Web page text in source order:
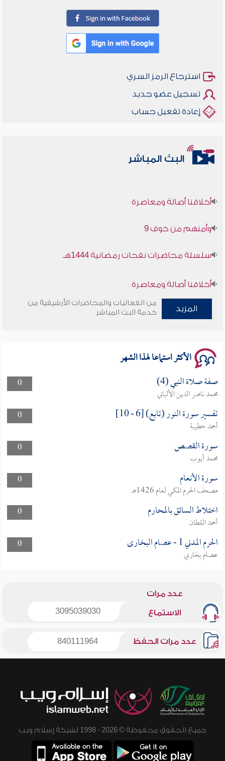
استرجاع الرمز السري
تسجيل عضو جديد
إعادة تفعيل حساب
البث المباشر
أخلاقنا أصالة ومعاصرة
وأمنهم من خوف 9
سلسلة محاضرات نفحات رمضانية 1444هـ
أخلاقنا أصالة ومعاصرة
وأمنهم من خوف 9
المزيد
من الفعاليات والمحاضرات الأرشيفية من
خدمة البث المباشر
الأكثر استماعا لهذا الشهر
0 صفة صلاة النبي (4)
محمد ناصر الدين الألباني
0
تفسير سورة النور (تابع) [6 - 10]
أحمد حطيبة
0
سورة القصص
محمد أيوب
0
سورة الأنعام
مصحف الحرم المكي لعام 1426هـ
0
اختلاط السائق بالمحارم
أحمد القطان
0
الحرم المدني 1 - عصام البخارى
عصام بخاري
عدد مرات
الاستماع 3095039030
عدد مرات الحفظ 840111964
جميع الحقوق محفوظة © 2026 - 1998 لشبكة إسلام ويب